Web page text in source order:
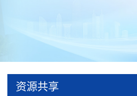
资源共享